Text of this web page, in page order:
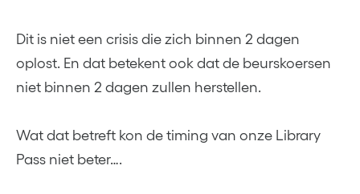
Dit is niet een crisis die zich binnen 2 dagen
oplost. En dat betekent ook dat de beurskoersen
niet binnen 2 dagen zullen herstellen.
Wat dat betreft kon de timing van onze Library
Pass niet beter….